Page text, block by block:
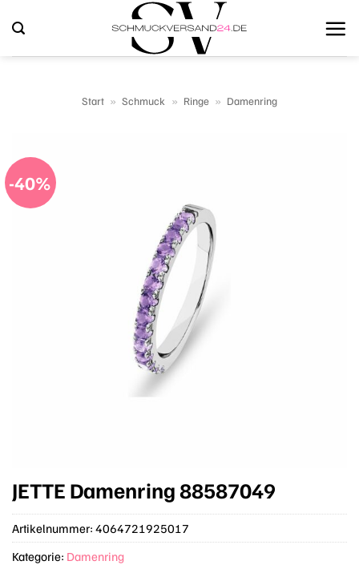
Inhalt
springen
Start » Schmuck » Ringe » Damenring
-40%
JETTE Damenring 88587049
Artikelnummer: 4064721925017
Kategorie: Damenring